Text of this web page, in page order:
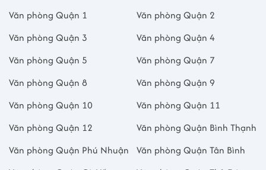
Số lượng
5 tòa nhà 1 tòa nhà 4 tòa nhà
Tuyến
đường
Dương Bá Trạc,
Cao Lỗ, Võ Liêm
Phạm Thế Hiển,
Quốc lộ 50
Bến Cần Giuộc
Mức giá
5–11
USD/m²/tháng
10–11
USD/m²/tháng
4–12
USD/m²/tháng
với
phòng đại diện
mở rộng,
showroom
vận, thương
mại
Văn phòng Quận 1
Văn phòng Quận 2
Văn phòng Quận 3
Văn phòng Quận 4
Văn phòng Quận 5
Văn phòng Quận 7
Văn phòng Quận 8
Văn phòng Quận 9
Văn phòng Quận 10
Văn phòng Quận 11
Văn phòng Quận 12
Văn phòng Quận Bình Thạnh
Văn phòng Quận Phú Nhuận
Văn phòng Quận Tân Bình